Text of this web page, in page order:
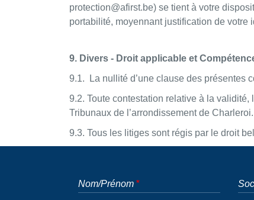
protection@afirst.be) se tient à votre
portabilité, moyennant justification de votre
9. Divers - Droit applicable et
9.1. La nullité d’une clause des présentes
9.2. Toute contestation relative à la validité,
Tribunaux de l’arrondissement de Charleroi.
9.3. Tous les litiges sont régis par le droit
Nom/Prénom